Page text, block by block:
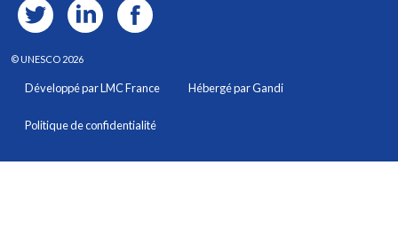
© UNESCO 2026
Pied de page
Développé par LMC France Hébergé par Gandi
Politique de confidentialité